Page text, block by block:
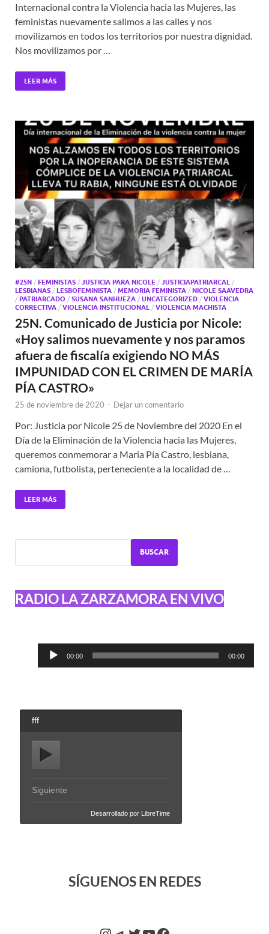
Internacional contra la Violencia hacia las Mujeres, las
feministas nuevamente salimos a las calles y nos
movilizamos en todos los territorios por nuestra dignidad.
Nos movilizamos por …
LEER MÁS
#25N / FEMINISTAS / JUSTICIA PARA NICOLE / JUSTICIAPATRIARCAL /
LESBIANAS / LESBOFEMINISTA / MEMORIA FEMINISTA / NICOLE SAAVEDRA
/ PATRIARCADO / SUSANA SANHUEZA / UNCATEGORIZED / VIOLENCIA
CORRECTIVA / VIOLENCIA INSTITUCIONAL / VIOLENCIA MACHISTA
25N. Comunicado de Justicia por Nicole:
«Hoy salimos nuevamente y nos paramos
afuera de fiscalía exigiendo NO MÁS
IMPUNIDAD CON EL CRIMEN DE MARÍA
PÍA CASTRO»
25 de noviembre de 2020 - Dejar un comentario
Por: Justicia por Nicole 25 de Noviembre del 2020 En el
Día de la Eliminación de la Violencia hacia las Mujeres,
queremos conmemorar a Maria Pía Castro, lesbiana,
camiona, futbolista, perteneciente a la localidad de …
LEER MÁS
BUSCAR
RADIO LA ZARZAMORA EN VIVO
Reproductor
00:00 00:00
SÍGUENOS EN REDES